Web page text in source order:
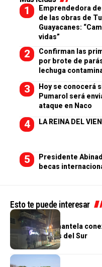
Emprendedora
de las obras de
Guayacanes:
vidas”
Confirman las
por brote de
lechuga
Hoy se conocerá
Pumarol será
ataque en Naco
LA REINA DEL
Presidente
becas
Esto te puede interesar
NACIONALES
EDEEste desmantela
sector Corales del Sur
NACIONALES